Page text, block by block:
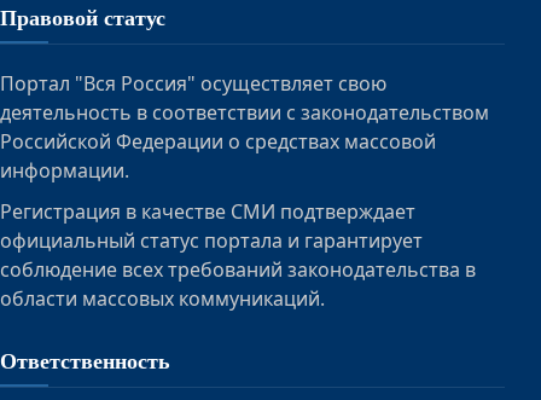
Правовой статус
Портал "Вся Россия" осуществляет свою
деятельность в соответствии с законодательством
Российской Федерации о средствах массовой
информации.
Регистрация в качестве СМИ подтверждает
официальный статус портала и гарантирует
соблюдение всех требований законодательства в
области массовых коммуникаций.
Ответственность